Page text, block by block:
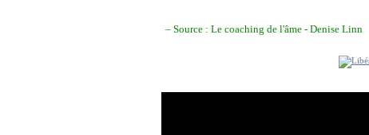
– Source : Le coaching de l'âme - Denise Linn